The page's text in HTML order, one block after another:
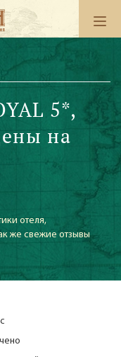
5*,
на
отеля,
же свежие отзывы